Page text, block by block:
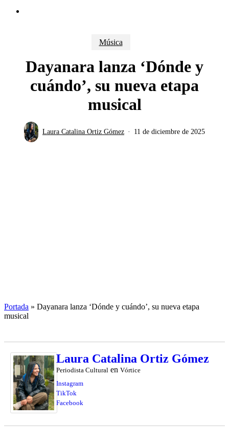
Música
Dayanara lanza ‘Dónde y
cuándo’, su nueva etapa
musical
Laura Catalina Ortiz Gómez 11 de diciembre de 2025
Portada » Dayanara lanza ‘Dónde y cuándo’, su nueva etapa
musical
Laura Catalina Ortiz Gómez
Periodista Cultural en Vórtice
Instagram
TikTok
Facebook